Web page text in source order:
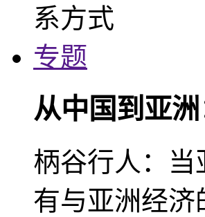
专题
从中国到亚洲
柄谷行人：
有与亚洲经